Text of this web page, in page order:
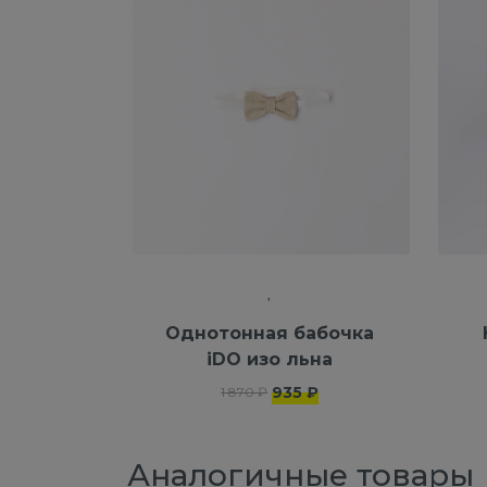
Однотонная бабочка
iDO изо льна
1 870 ₽ 935 ₽
Аналогичные товары